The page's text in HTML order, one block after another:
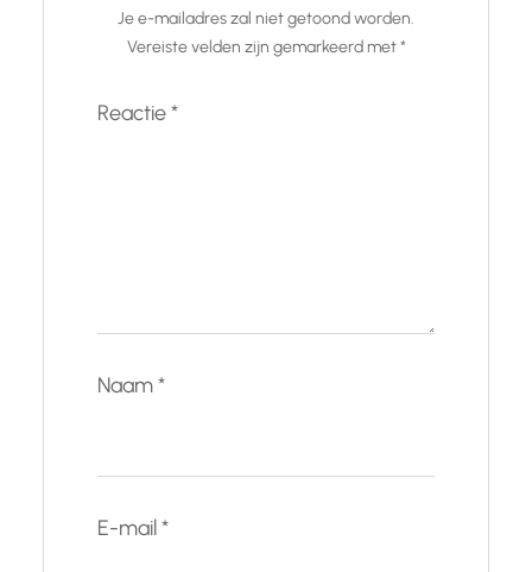
Je e-mailadres zal niet getoond worden.
Vereiste velden zijn gemarkeerd met*
Reactie*
Naam*
E-mail*